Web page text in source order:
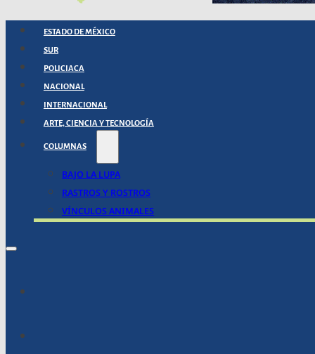
ESTADO DE MÉXICO
SUR
POLICIACA
NACIONAL
INTERNACIONAL
ARTE, CIENCIA Y TECNOLOGÍA
COLUMNAS
BAJO LA LUPA
RASTROS Y ROSTROS
VÍNCULOS ANIMALES